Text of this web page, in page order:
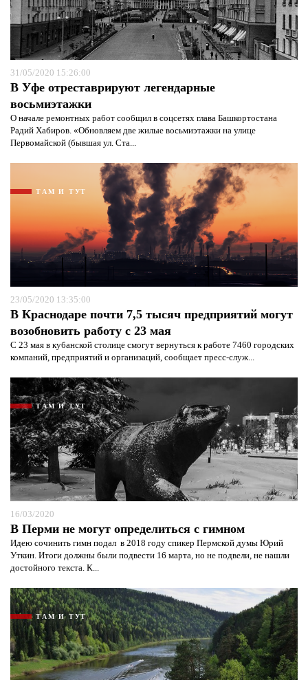
31/05/2020 15:26:00
В Уфе отреставрируют легендарные
восьмиэтажки
О начале ремонтных работ сообщил в соцсетях глава Башкортостана
Радий Хабиров. «Обновляем две жилые восьмиэтажки на улице
Первомайской (бывшая ул. Ста...
ТАМ И ТУТ
23/05/2020 13:35:00
В Краснодаре почти 7,5 тысяч предприятий могут
возобновить работу с 23 мая
С 23 мая в кубанской столице смогут вернуться к работе 7460 городских
компаний, предприятий и организаций, сообщает пресс-служ...
ТАМ И ТУТ
16/03/2020
В Перми не могут определиться с гимном
Идею сочинить гимн подал в 2018 году спикер Пермской думы Юрий
Уткин. Итоги должны были подвести 16 марта, но не подвели, не нашли
достойного текста. К...
ТАМ И ТУТ